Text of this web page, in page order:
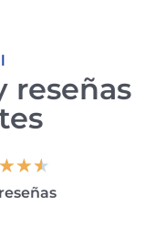
reseñas
★★★